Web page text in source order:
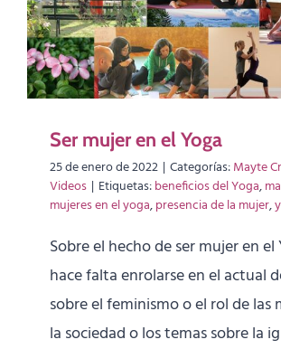
Ser mujer en el Yoga
25 de enero de 2022 | Categorías:Mayte
Videos | Etiquetas:beneficios del Yoga,
mujeres en el yoga,presencia de la mujer,
Sobre el hecho de ser mujer en
hace falta enrolarse en el actual
sobre el feminismo o el rol de las
la sociedad o los temas sobre la